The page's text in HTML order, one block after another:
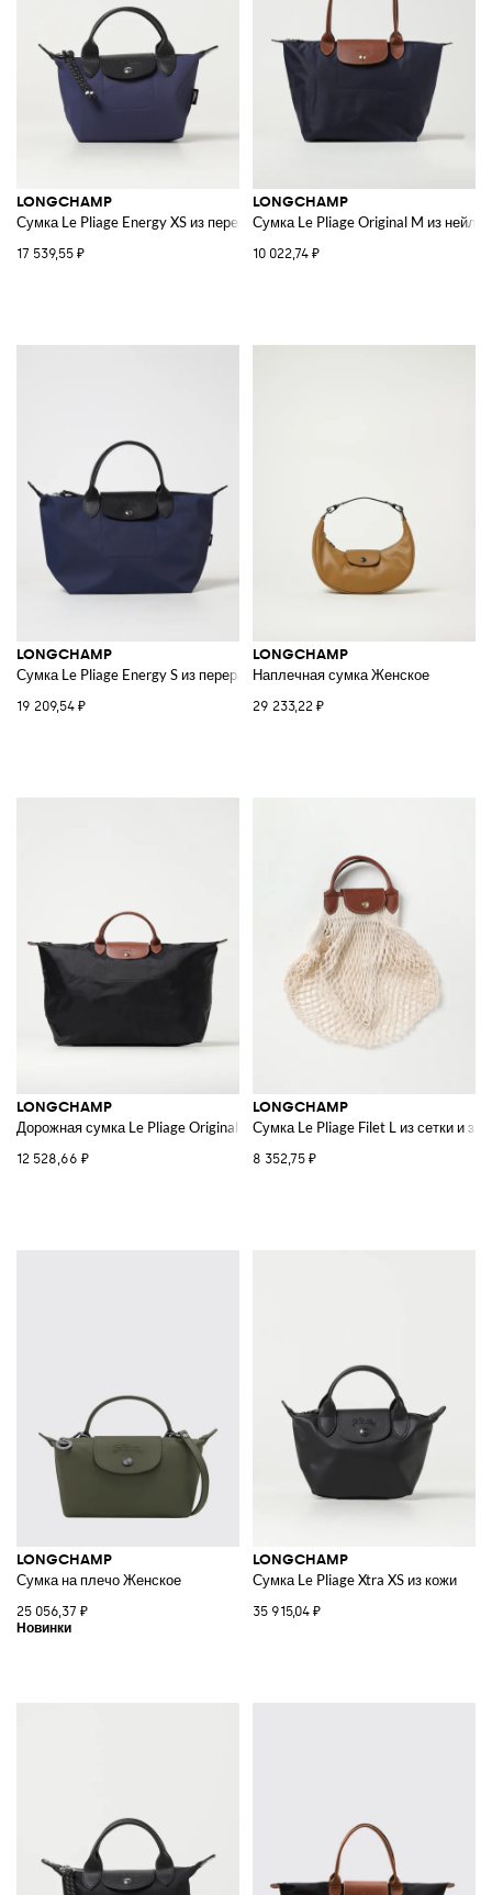
LONGCHAMP
Сумка Le Pliage Energy XS из переработанного нейлона и зернистой
17 539,55 ₽
LONGCHAMP
Сумка Le Pliage Original M из
10 022,74 ₽
LONGCHAMP
Сумка Le Pliage Energy S из переработанного нейлона и кожи
19 209,54 ₽
LONGCHAMP
Наплечная сумка Женское
29 233,22 ₽
LONGCHAMP
Дорожная сумка Le Pliage Original L из нейлона
12 528,66 ₽
LONGCHAMP
Сумка Le Pliage Filet L из сетки и
8 352,75 ₽
LONGCHAMP
Сумка на плечо Женское
25 056,37 ₽
LONGCHAMP
Сумка Le Pliage Xtra XS из кожи
35 915,04 ₽